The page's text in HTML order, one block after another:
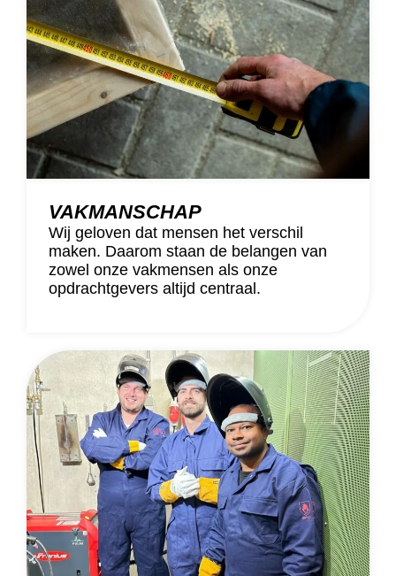
VAKMANSCHAP
Wij geloven dat mensen het verschil
maken. Daarom staan de belangen van
zowel onze vakmensen als onze
opdrachtgevers altijd centraal.